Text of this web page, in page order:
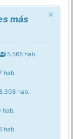
×
más
5.568 hab.
hab.
hab.
hab.